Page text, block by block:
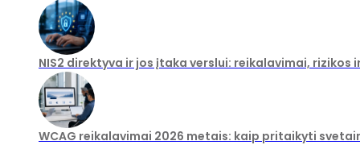
NIS2 direktyva ir jos įtaka verslui: reikalavimai, rizikos
WCAG reikalavimai 2026 metais: kaip pritaikyti